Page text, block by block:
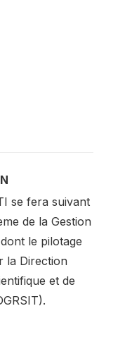
se fera suivant
de la Gestion
le pilotage
la Direction
et de